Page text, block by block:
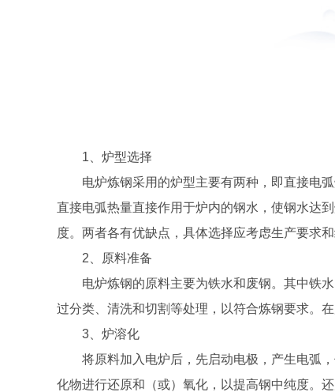
1、炉型选择
电炉炼钢采用的炉型主要有两种，即直接电
直接电弧热量直接作用于炉内的钢水，使钢水达
度。两者各有优缺点，具体选择应考虑生产要求和
2、原料准备
电炉炼钢的原料主要为铁水和废钢。其中铁
过分类、清洗和切割等处理，以符合炼钢要求。
3、炉溶化
将原料加入电炉后，先启动电极，产生电弧
化物进行还原和（或）氧化，以提高钢中纯度。